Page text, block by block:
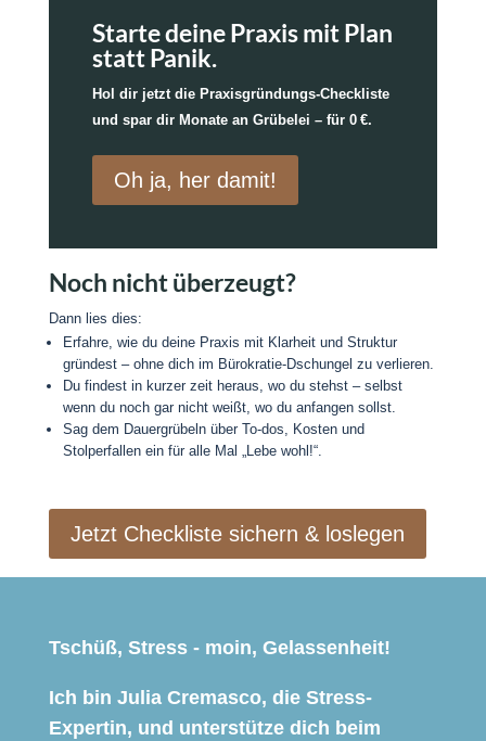
Starte deine Praxis mit Plan
statt Panik.
Hol dir jetzt die Praxisgründungs-Checkliste
und spar dir Monate an Grübelei – für 0 €.
Oh ja, her damit!
Noch nicht überzeugt?
Dann lies dies:
Erfahre, wie du deine Praxis mit Klarheit und Struktur
gründest – ohne dich im Bürokratie-Dschungel zu verlieren.
Du findest in kurzer zeit heraus, wo du stehst – selbst
wenn du noch gar nicht weißt, wo du anfangen sollst.
Sag dem Dauergrübeln über To-dos, Kosten und
Stolperfallen ein für alle Mal „Lebe wohl!“.
Jetzt Checkliste sichern & loslegen
Tschüß, Stress - moin, Gelassenheit!
Ich bin Julia Cremasco, die Stress-
Expertin, und unterstütze dich beim